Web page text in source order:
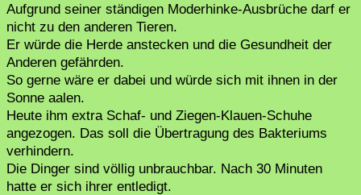
Aufgrund seiner ständigen Moderhinke-Ausbrüche darf er
nicht zu den anderen Tieren.
Er würde die Herde anstecken und die Gesundheit der
Anderen gefährden.
So gerne wäre er dabei und würde sich mit ihnen in der
Sonne aalen.
Heute ihm extra Schaf- und Ziegen-Klauen-Schuhe
angezogen. Das soll die Übertragung des Bakteriums
verhindern.
Die Dinger sind völlig unbrauchbar. Nach 30 Minuten
hatte er sich ihrer entledigt.